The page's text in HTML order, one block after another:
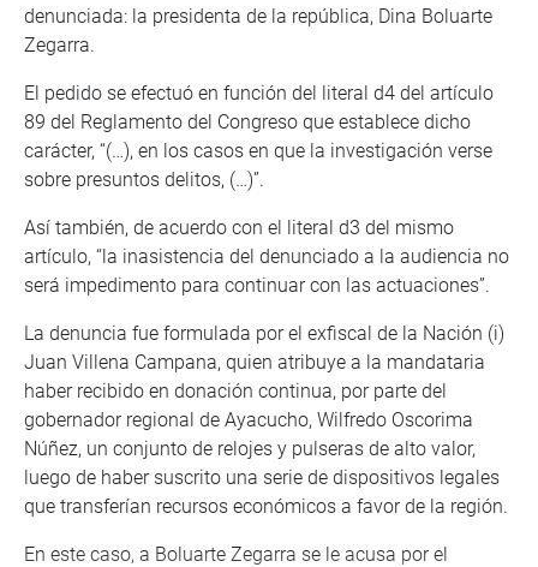
denunciada: la presidenta de la república, Dina Boluarte
Zegarra.
El pedido se efectuó en función del literal d4 del artículo
89 del Reglamento del Congreso que establece dicho
carácter, “(…), en los casos en que la investigación verse
sobre presuntos delitos, (…)”.
Así también, de acuerdo con el literal d3 del mismo
artículo, “la inasistencia del denunciado a la audiencia no
será impedimento para continuar con las actuaciones”.
La denuncia fue formulada por el exfiscal de la Nación (i)
Juan Villena Campana, quien atribuye a la mandataria
haber recibido en donación continua, por parte del
gobernador regional de Ayacucho, Wilfredo Oscorima
Núñez, un conjunto de relojes y pulseras de alto valor,
luego de haber suscrito una serie de dispositivos legales
que transferían recursos económicos a favor de la región.
En este caso, a Boluarte Zegarra se le acusa por el